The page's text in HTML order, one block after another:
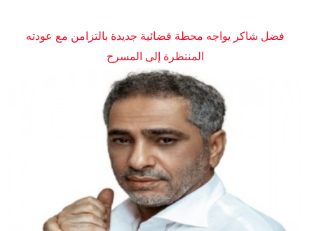
فضل شاكر يواجه محطة قضائية جديدة بالتزامن مع عودته
المنتظرة إلى المسرح